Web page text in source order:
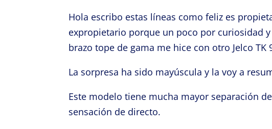
Hola escribo estas líneas como feliz es
expropietario porque un poco por curiosidad
brazo tope de gama me hice con otro Jelco TK
La sorpresa ha sido mayúscula y la voy a
Este modelo tiene mucha mayor separación
sensación de directo.